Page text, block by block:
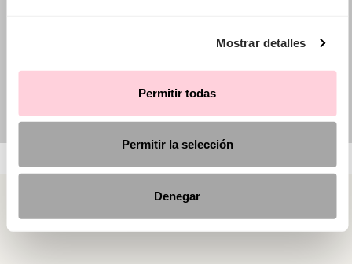
Mostrar detalles
Permitir todas
Permitir la selección
Denegar